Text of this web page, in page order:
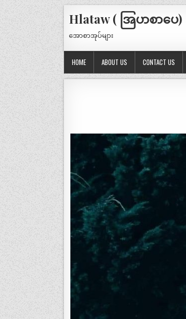
Hlataw ( အြပာစာပေ)
အောစာအုပ်များ
HOME ABOUT US CONTACT US